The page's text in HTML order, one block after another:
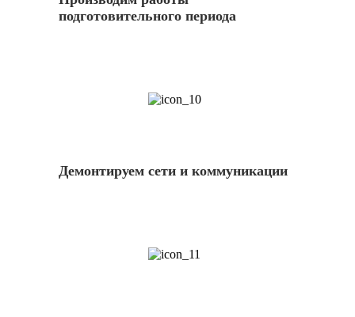
подготовительного периода
Демонтируем сети и коммуникации